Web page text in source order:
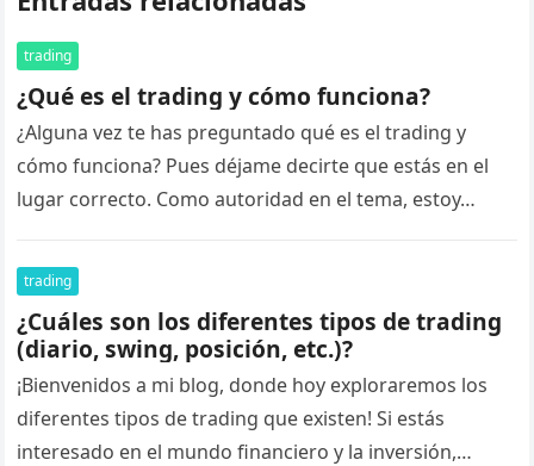
trading
¿Qué es el trading y cómo funciona?
¿Alguna vez te has preguntado qué es el trading y
cómo funciona? Pues déjame decirte que estás en el
lugar correcto. Como autoridad en el tema, estoy…
trading
¿Cuáles son los diferentes tipos de trading
(diario, swing, posición, etc.)?
¡Bienvenidos a mi blog, donde hoy exploraremos los
diferentes tipos de trading que existen! Si estás
interesado en el mundo financiero y la inversión,